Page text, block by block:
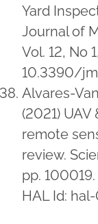
Yard
Journal of
Vol. 12, No
10.3390/
Alvares-
(2021)
remote
review.
pp.
HAL Id: hal-